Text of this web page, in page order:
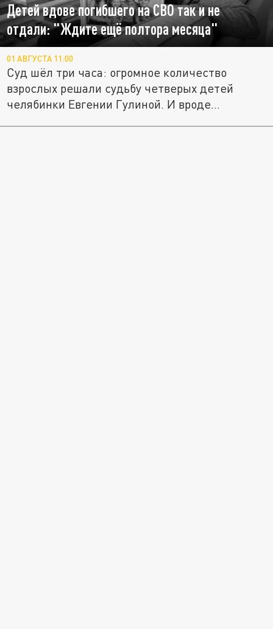
Детей вдове погибшего на СВО так и не
отдали: "Ждите ещё полтора месяца"
01 АВГУСТА 11:00
Суд шёл три часа: огромное количество
взрослых решали судьбу четверых детей
челябинки Евгении Гулиной. И вроде...